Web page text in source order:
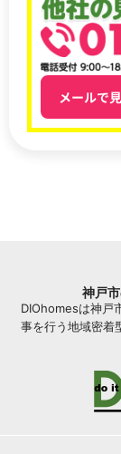
メールで
神戸
DIOhomesは神戸
事を行う地域密着